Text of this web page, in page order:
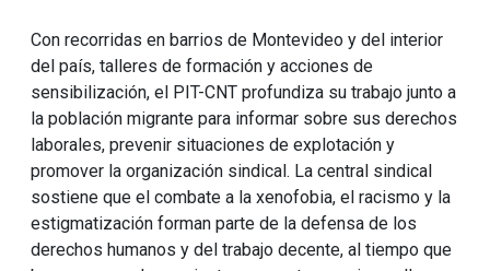
Con recorridas en barrios de Montevideo y del interior
del país, talleres de formación y acciones de
sensibilización, el PIT-CNT profundiza su trabajo junto a
la población migrante para informar sobre sus derechos
laborales, prevenir situaciones de explotación y
promover la organización sindical. La central sindical
sostiene que el combate a la xenofobia, el racismo y la
estigmatización forman parte de la defensa de los
derechos humanos y del trabajo decente, al tiempo que